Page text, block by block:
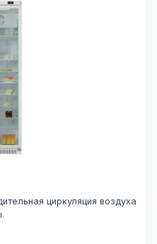
циркуляция воздуха